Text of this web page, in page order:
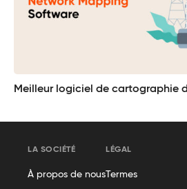
Meilleur logiciel de cartographie
LA SOCIÉTÉ
À propos de nous
LÉGAL
Termes